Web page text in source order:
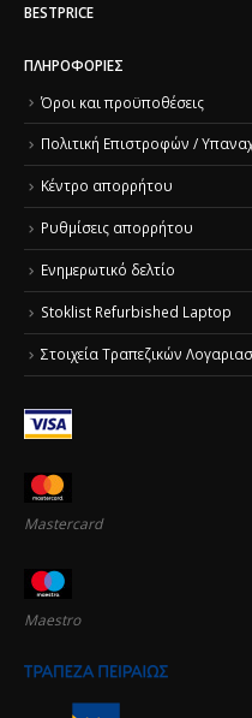
BESTPRICE
ΠΛΗΡΟΦΟΡΊΕΣ
Όροι και προϋποθέσεις
Πολιτική Επιστροφών /
Κέντρο απορρήτου
Ρυθμίσεις απορρήτου
Ενημερωτικό δελτίο
Stoklist Refurbished Laptop
Στοιχεία Τραπεζικών
Mastercard
Maestro